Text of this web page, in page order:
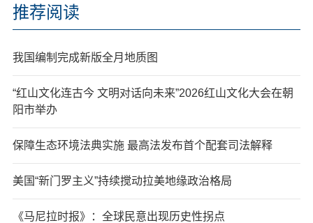
推荐阅读
我国编制完成新版全月地质图
“红山文化连古今 文明对话向未来”2026红山文化大会在朝
阳市举办
保障生态环境法典实施 最高法发布首个配套司法解释
美国“新门罗主义”持续搅动拉美地缘政治格局
《马尼拉时报》：全球民意出现历史性拐点